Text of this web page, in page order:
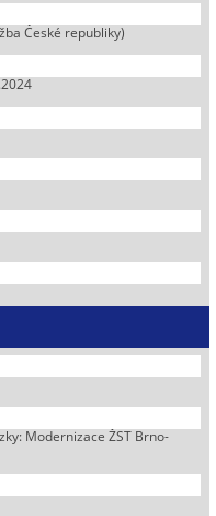
České republiky)
Modernizace ŽST Brno-